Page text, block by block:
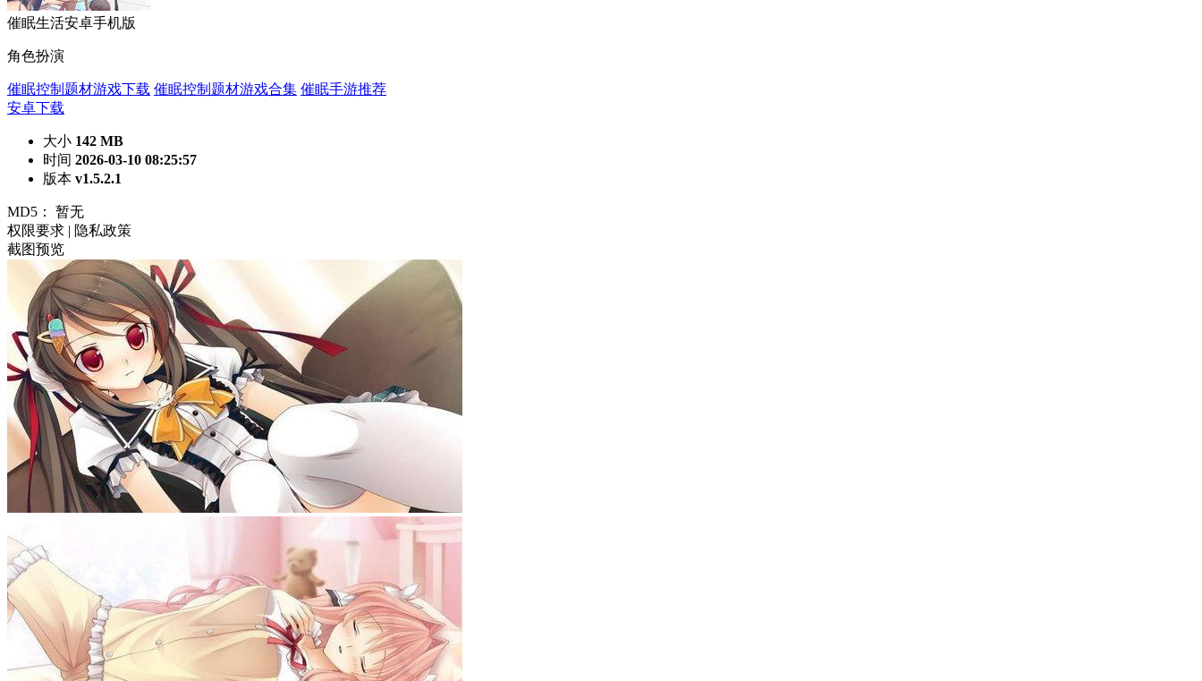
催眠生活安卓手机版
角色扮演
催眠控制题材游戏下载 催眠控制题材游戏合集 催眠手游推荐
安卓下载
大小 142 MB
时间 2026-03-10 08:25:57
版本 v1.5.2.1
MD5： 暂无
权限要求 | 隐私政策
截图预览